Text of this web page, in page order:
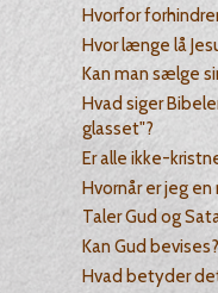
Hvorfor
Hvor længe lå
Kan man sælge
Hvad siger
glasset"?
Er alle ikke-
Hvornår er jeg
Taler Gud og
Kan Gud bevises?
Hvad betyder